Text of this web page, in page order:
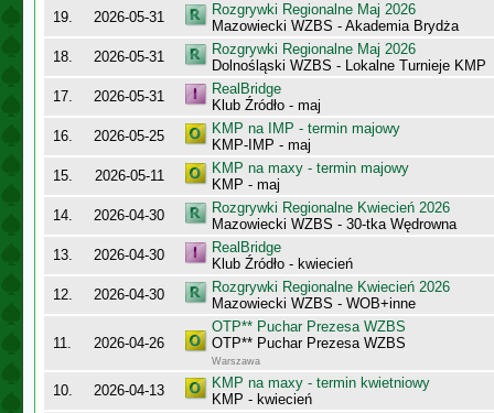
19.
2026-05-31
Rozgrywki Regionalne Maj 2026
Mazowiecki WZBS - Akademia Brydża
18.
2026-05-31
Rozgrywki Regionalne Maj 2026
Dolnośląski WZBS - Lokalne Turnieje KMP
17.
2026-05-31
RealBridge
Klub Źródło - maj
16.
2026-05-25
KMP na IMP - termin majowy
KMP-IMP - maj
15.
2026-05-11
KMP na maxy - termin majowy
KMP - maj
14.
2026-04-30
Rozgrywki Regionalne Kwiecień 2026
Mazowiecki WZBS - 30-tka Wędrowna
13.
2026-04-30
RealBridge
Klub Źródło - kwiecień
12.
2026-04-30
Rozgrywki Regionalne Kwiecień 2026
Mazowiecki WZBS - WOB+inne
11. 2026-04-26
OTP** Puchar Prezesa WZBS
OTP** Puchar Prezesa WZBS
Warszawa
10. 2026-04-13
KMP na maxy - termin kwietniowy
KMP - kwiecień